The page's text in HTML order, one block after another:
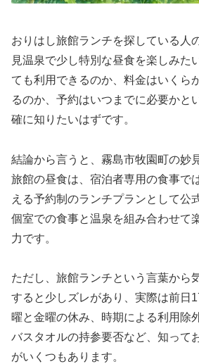
おりはし旅館ランチを探している人
見温泉で少し特別な昼食を楽しみた
ても利用できるのか、料金はいくら
るのか、予約はいつまでに必要かと
確に知りたいはずです。
結論から言うと、霧島市牧園町の妙
旅館の昼食は、宿泊者専用の食事で
える予約制のランチプランとして公
個室での食事と温泉を組み合わせて
力です。
ただし、旅館ランチという言葉から
すると少しズレがあり、実際は前日
曜と金曜の休み、時期による利用除
バスタオルの持参要否など、知って
がいくつもあります。